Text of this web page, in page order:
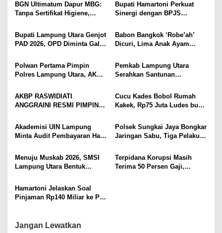
p
s
Perkuat Kamtibmas
BGN Ultimatum Dapur MBG:
Tanpa Sertifikat Higiene,
Bupati Hamartoni Perkuat
Sinergi dengan BPJS
Kesehatan Makin Cepat dan
Mudah
Bupati Lampung Utara Genjot
PAD 2026, OPD Diminta Gali
hingga Optimalkan PBB-P2
Babon Bangkok ‘Robe’ah’
Dicuri, Lima Anak Ayam
Gang Jalaba Kotabumi Heboh
Polwan Pertama Pimpin
Polres Lampung Utara, AKBP
Pedang Pora
Pemkab Lampung Utara
Serahkan Santunan
Korban Kebakaran
AKBP RASWIDIATI
ANGGRAINI RESMI PIMPIN
BAWA KOMITMEN PERKUAT
KAMTIBMAS DAN
PELAYANAN PRESISI
Cucu Kades Bobol Rumah
Kakek, Rp75 Juta Ludes buat
Ditembak Polisi
Akademisi UIN Lampung
Minta Audit Pembayaran Hak
Kepastian Hukum Tak Boleh
Berlarut
Polsek Sungkai Jaya Bongkar
Jaringan Sabu, Tiga Pelaku
Menuju Muskab 2026, SMSI
Lampung Utara Bentuk
Kepengurusan
Terpidana Korupsi Masih
Terima 50 Persen Gaji,
Hamartoni Jelaskan Soal
Pinjaman Rp140 Miliar ke PT
Bertahun-tahun
Jangan Lewatkan